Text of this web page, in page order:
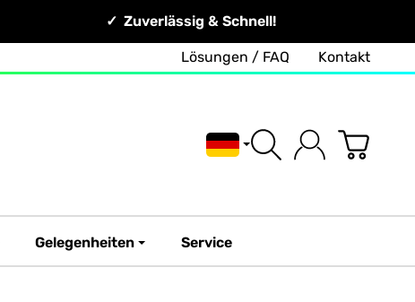
Zuverlässig & Schnell!
Lösungen / FAQ Kontakt
Deutsch
Gelegenheiten Service